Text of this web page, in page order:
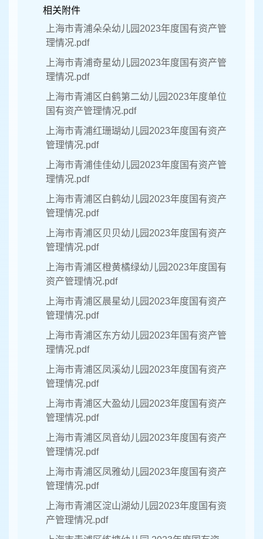
相关附件
上海市青浦朵朵幼儿园2023年度国有资产管
理情况.pdf
上海市青浦奇星幼儿园2023年度国有资产管
理情况.pdf
上海市青浦区白鹤第二幼儿园2023年度单位
国有资产管理情况.pdf
上海市青浦红珊瑚幼儿园2023年度国有资产
管理情况.pdf
上海市青浦佳佳幼儿园2023年度国有资产管
理情况.pdf
上海市青浦区白鹤幼儿园2023年度国有资产
管理情况.pdf
上海市青浦区贝贝幼儿园2023年度国有资产
管理情况.pdf
上海市青浦区橙黄橘绿幼儿园2023年度国有
资产管理情况.pdf
上海市青浦区晨星幼儿园2023年度国有资产
管理情况.pdf
上海市青浦区东方幼儿园2023年国有资产管
理情况.pdf
上海市青浦区凤溪幼儿园2023年度国有资产
管理情况.pdf
上海市青浦区大盈幼儿园2023年度国有资产
管理情况.pdf
上海市青浦区凤音幼儿园2023年度国有资产
管理情况.pdf
上海市青浦区凤雅幼儿园2023年度国有资产
管理情况.pdf
上海市青浦区淀山湖幼儿园2023年度国有资
产管理情况.pdf